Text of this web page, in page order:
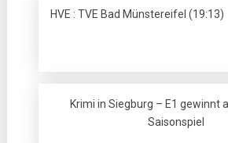
HVE : TVE Bad Münstereifel (19:13)
Krimi in Siegburg – E1 gewinnt
Saisonspiel